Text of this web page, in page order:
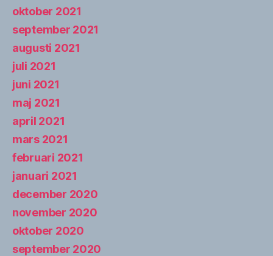
oktober 2021
september 2021
augusti 2021
juli 2021
juni 2021
maj 2021
april 2021
mars 2021
februari 2021
januari 2021
december 2020
november 2020
oktober 2020
september 2020